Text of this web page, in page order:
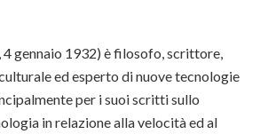
gennaio 1932) è filosofo, scrittore,
ed esperto di nuove tecnologie
per i suoi scritti sullo
in relazione alla velocità ed al